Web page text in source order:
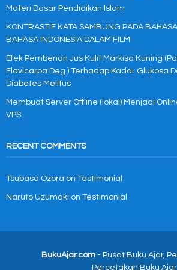
Materi Dasar Pendidikan Islam
KONTRASTIF KATA SAMBUNG PADA
BAHASA INDONESIA DALAM FILM
Efek Pemberian Jus Kulit Markisa Kuning
Flavicarpa Deg.) Terhadap Kadar Glukosa
Diabetes Melitus
Membuat Server Offline (lokal) Menjadi
VPS
RECENT COMMENTS
Tsubasa Ozora on Testimonial
Naruto Uzumaki on Testimonial
BukuAjar.com - Pusat Buku Ajar,
Percetakan Buku Ajar